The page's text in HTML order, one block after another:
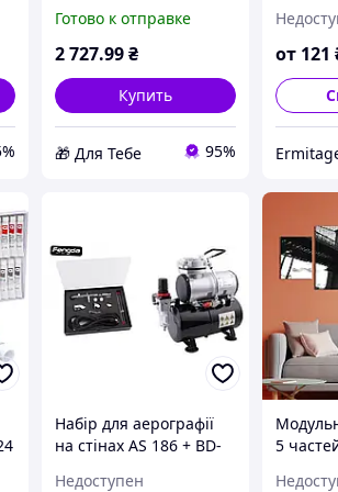
Черепаха в море
149x106 см (M4_XL_629)
Готово к отправке
2 727.99 ₴
Купить
🎁 Для Тебе 95%
от 121
Набір для аерографії
на стінах AS 186 + BD-
Недоступен
5